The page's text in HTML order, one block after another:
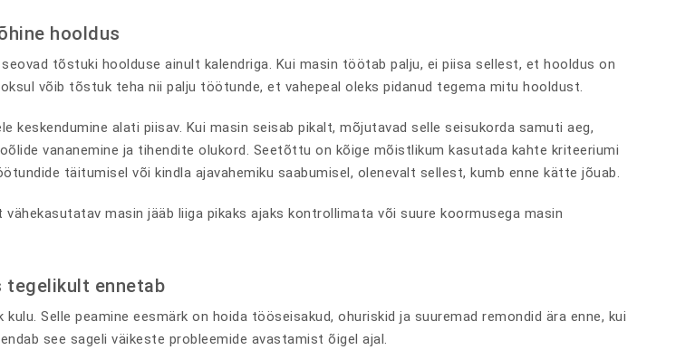
hooldus
tõstuki hoolduse ainult kalendriga. Kui masin töötab palju, ei piisa sellest, et hooldus on
võib tõstuk teha nii palju töötunde, et vahepeal oleks pidanud tegema mitu hooldust.
keskendumine alati piisav. Kui masin seisab pikalt, mõjutavad selle seisukorda samuti aeg,
vananemine ja tihendite olukord. Seetõttu on kõige mõistlikum kasutada kahte kriteeriumi
täitumisel või kindla ajavahemiku saabumisel, olenevalt sellest, kumb enne kätte jõuab.
vähekasutatav masin jääb liiga pikaks ajaks kontrollimata või suure koormusega masin
tegelikult ennetab
Selle peamine eesmärk on hoida tööseisakud, ohuriskid ja suuremad remondid ära enne, kui
see sageli väikeste probleemide avastamist õigel ajal.